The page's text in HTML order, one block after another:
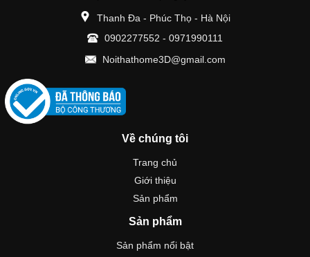
Thanh Đa - Phúc Thọ - Hà Nội
0902277552 - 0971990111
Noithathome3D@gmail.com
Về chúng tôi
Trang chủ
Giới thiệu
Sản phẩm
Sản phẩm
Sản phẩm nổi bật